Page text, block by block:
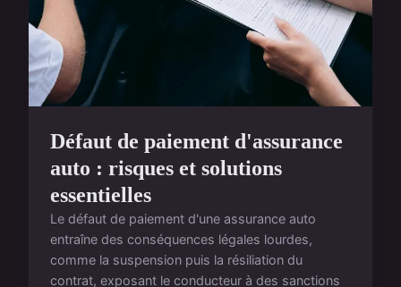
Défaut de paiement d'assurance
auto : risques et solutions
essentielles
Le défaut de paiement d'une assurance auto
entraîne des conséquences légales lourdes,
comme la suspension puis la résiliation du
contrat, exposant le conducteur à des sanctions